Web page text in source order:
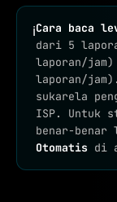
ℹCara baca
dari 5
laporan/jam)
laporan/
sukarela
ISP. Untuk
benar-benar
Otomatis di